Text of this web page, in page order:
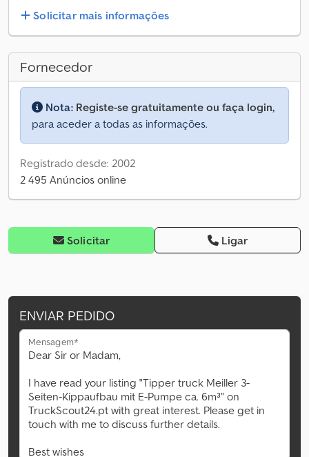
Solicitar mais informações
Fornecedor
Nota: Registe-se gratuitamente ou faça login,
para aceder a todas as informações.
Registrado desde: 2002
2 495 Anúncios online
Solicitar Ligar
ENVIAR PEDIDO
Mensagem*